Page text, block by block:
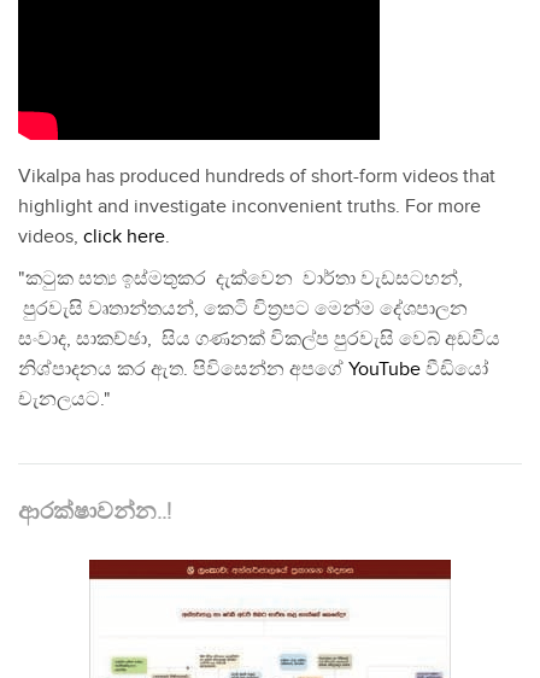
Vikalpa has produced hundreds of short-form videos that
highlight and investigate inconvenient truths. For more
videos, click here.
"කටුක සත්‍ය ඉස්මතුකර දැක්වෙන වාර්තා වැඩසටහන්,
පුරවැසි වෘතාන්තයන්, කෙටි චිත්‍රපට මෙන්ම දේශපාලන
සංවාද, සාකච්ඡා, සිය ගණනක් විකල්ප පුරවැසි වෙබ් අඩවිය
නිශ්පාදනය කර ඇත. පිවිසෙන්න අපගේ YouTube වීඩියෝ
චැනලයට."
ආරක්ෂාවන්න..!